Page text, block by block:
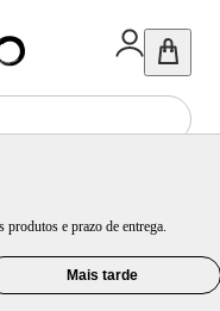
e prazo de entrega.
Mais tarde